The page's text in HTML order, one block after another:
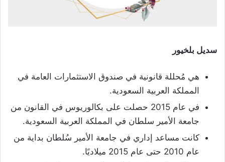
سديل بلخيور
هي مُحللة قانونية في صندوق الاستثمارات العامة في
المملكة العربية السعودية.
في عام 2015 حصلت على بكالوريوس في القانون من
جامعة الأمير سلطان في المملكة العربية السعودية.
كانت مساعد إداري في جامعة الأمير سُلطان بداية من
عام 2010 حتى عام 2015 ميلاديًا.